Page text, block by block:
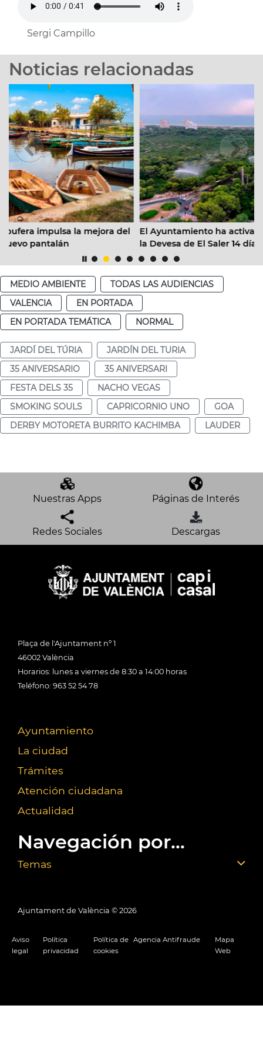
Sergi Campillo
Noticias relacionadas
del
El Ayuntamiento ha activado los cañones
la Devesa de El Saler 14 días durante el mes de
MEDIO AMBIENTE
TODAS LAS AUDIENCIAS
VALENCIA
EN PORTADA
EN PORTADA TEMÁTICA
NORMAL
JARDÍ DEL TÚRIA
JARDÍN DEL TURIA
35 ANIVERSARIO
35 ANIVERSARI
FESTA DELS 35
NACHO VEGAS
SMOKING SOULS
CAPRICORNIO UNO
GOA
DERBY MOTORETA BURRITO KACHIMBA
LAUDER
Nuestras Apps Páginas de Interés
Redes Sociales Descargas
Plaça de l'Ajuntament nº 1
46002 València
Horarios: lunes a viernes de 8:30 a 14:00 horas
Teléfono: 963 52 54 78
Ayuntamiento
La ciudad
Trámites
Atención ciudadana
Actualidad
Navegación por...
Temas
Ajuntament de València © 2026
Aviso
legal
Política
privacidad
Política de
cookies
Agencia Antifraude
Mapa
Web